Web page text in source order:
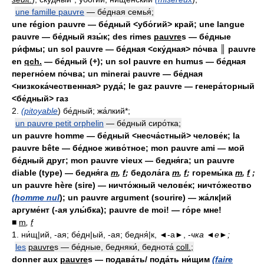
une famille pauvre — бе́дная семья́;
une région pauvre — бе́дный <убо́гий> край; une langue
pauvre — бе́дный язы́к; des rimes pauvres — бе́дные
ри́фмы; un sol pauvre — бе́дная <ску́дная> по́чва ║ pauvre
en qch. — бе́дный (+); un sol pauvre en humus — бе́дная
перегно́ем по́чва; un minerai pauvre — бе́дная
<низкока́чественная> руда́; le gaz pauvre — генера́торный
<бе́дный> газ
2. (pitoyable) бе́дный; жа́лкий*;
un pauvre petit orphelin — бе́дный сиро́тка;
un pauvre homme — бе́дный <несча́стный> челове́к; la
pauvre bête — бе́дное живо́тное; mon pauvre ami — мой
бе́дный друг; mon pauvre vieux — бедня́га; un pauvre
diable (type) — бедня́га m, f; бедола́га m, f; горемы́ка m, f;
un pauvre hère (sire) — ничто́жный челове́к; ничто́жество
(homme nul); un pauvre argument (sourire) — жа́лк|ий
аргуме́нт (-ая улы́бка); pauvre de moi! — го́ре мне!
■ m f
1. ни́щ|ий, -ая; бе́дн|ый, -ая; бедня́|к, ◄-а►, -чка ◄е►;
les pauvres — бе́дные, бедняки́, беднота́ coll. ;
donner aux pauvres — подава́ть/ пода́ть ни́щим (faire